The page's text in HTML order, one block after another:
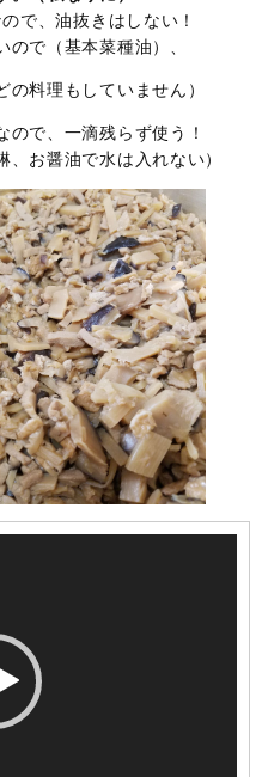
で、油抜きはしない！
ので（基本菜種油）、
もしていません）
ので、一滴残らず使う！
、お醤油で水は入れない）